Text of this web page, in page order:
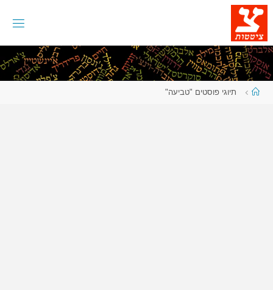
דלגו
לתוכן
עמודתיוגי פוסטים "טביעה"